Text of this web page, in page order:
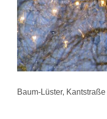
Baum-Lüster,